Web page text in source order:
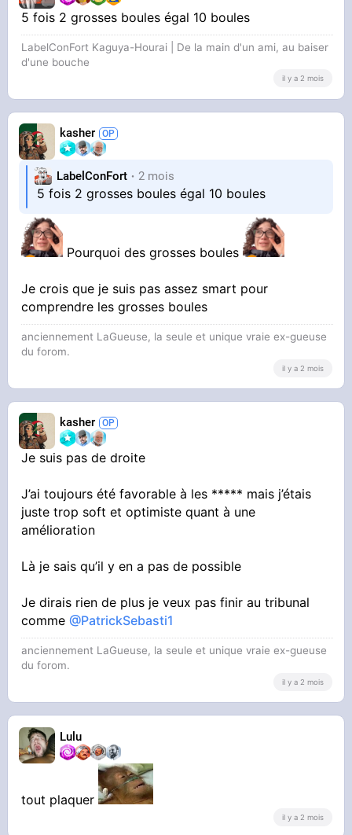
5 fois 2 grosses boules égal 10 boules
LabelConFort Kaguya-Hourai | De la main d'un ami, au baiser
d'une bouche
il y a 2 mois
kasher
LabelConFort 2 mois
5 fois 2 grosses boules égal 10 boules
Pourquoi des grosses boules
Je crois que je suis pas assez smart pour
comprendre les grosses boules
anciennement LaGueuse, la seule et unique vraie ex-gueuse
du forom.
il y a 2 mois
kasher
Je suis pas de droite
J’ai toujours été favorable à les ***** mais j’étais
juste trop soft et optimiste quant à une
amélioration
Là je sais qu’il y en a pas de possible
Je dirais rien de plus je veux pas finir au tribunal
comme@PatrickSebasti1
anciennement LaGueuse, la seule et unique vraie ex-gueuse
du forom.
il y a 2 mois
Lulu
tout plaquer
il y a 2 mois